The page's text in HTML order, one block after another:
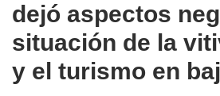
dejó aspectos
situación de la
y el turismo en